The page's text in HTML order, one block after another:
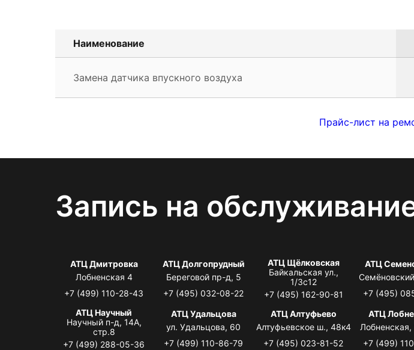
Наименование
Замена датчика впускного воздуха
Прайс-лист на
Запись на
АТЦ Дмитровка
Лобненская 4
+7 (499) 110-28-43
АТЦ Долгопрудный
Береговой пр-д, 5
+7 (495) 032-08-22
АТЦ Щёлковская
Байкальская ул.,
1/3с12
+7 (495) 162-90-81
АТЦ
+7 (495)
АТЦ Научный
Научный п-д, 14А,
стр.8
+7 (499) 288-05-36
АТЦ Удальцова
ул. Удальцова, 60
+7 (499) 110-86-79
АТЦ Алтуфьево
Алтуфьевское ш., 48к4
+7 (495) 023-81-52
АТЦ
Лобненская,
+7 (499)